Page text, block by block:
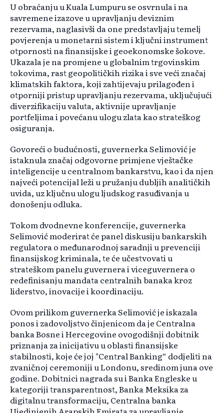
U obraćanju u Kuala Lumpuru se osvrnula i na
savremene izazove u upravljanju deviznim
rezervama, naglasivši da one predstavljaju temelj
povjerenja u monetarni sistem i ključni instrument
otpornosti na finansijske i geoekonomske šokove.
Ukazala je na promjene u globalnim trgovinskim
tokovima, rast geopolitičkih rizika i sve veći značaj
klimatskih faktora, koji zahtijevaju prilagođen i
otporniji pristup upravljanju rezervama, uključujući
diverzifikaciju valuta, aktivnije upravljanje
portfeljima i povećanu ulogu zlata kao strateškog
osiguranja.
Govoreći o budućnosti, guvernerka Selimović je
istaknula značaj odgovorne primjene vještačke
inteligencije u centralnom bankarstvu, kao i da njen
najveći potencijal leži u pružanju dubljih analitičkih
uvida, uz ključnu ulogu ljudskog rasuđivanja u
donošenju odluka.
Tokom dvodnevne konferencije, guvernerka
Selimović moderirat će panel diskusiju bankarskih
regulatora o međunarodnoj saradnji u prevenciji
finansijskog kriminala, te će učestvovati u
strateškom panelu guvernera i viceguvernera o
redefinisanju mandata centralnih banaka kroz
liderstvo, inovacije i koordinaciju.
Ovom prilikom guvernerka Selimović je iskazala
ponos i zadovoljstvo činjenicom da je Centralna
banka Bosne i Hercegovine ovogodišnji dobitnik
priznanja za inicijativu u oblasti finansijske
stabilnosti, koje će joj "Central Banking“ dodjeliti na
zvaničnoj ceremoniji u Londonu, sredinom juna ove
godine. Dobitnici nagrada su i Banka Engleske u
kategoriji transparentnost, Banka Meksika za
digitalnu transformaciju, Centralna banka